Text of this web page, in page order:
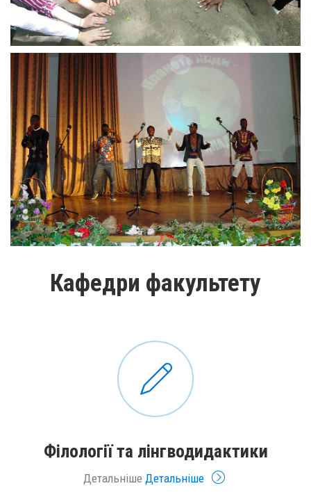
Кафедри факультету
Філології та лінгводидактики
Детальніше Детальніше